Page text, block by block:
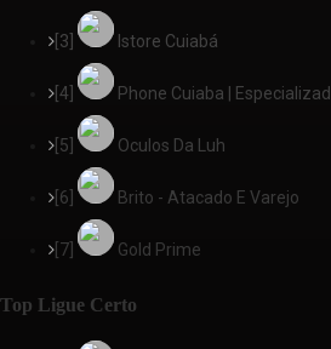
[3] Istore Cuiabá
[4] Phone Cuiaba |
[5] Oculos Da Luh
[6] Brito - Atacado E Varejo
[7] Gold Prime
Top Ligue Certo